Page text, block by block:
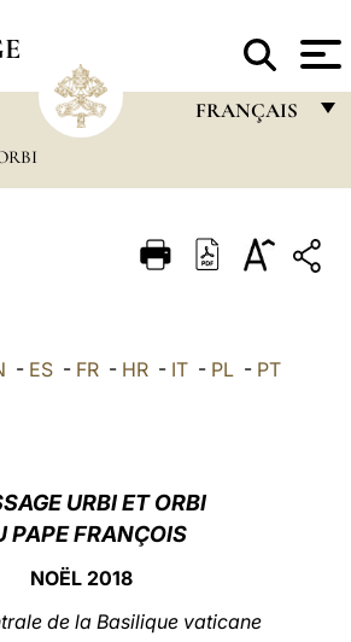
FRANÇAIS
ITALIANO
- ES- FR- HR- IT- PL- PT
URBI ET ORBI
PAPE FRANÇOIS
NOËL 2018
de la Basilique vaticane